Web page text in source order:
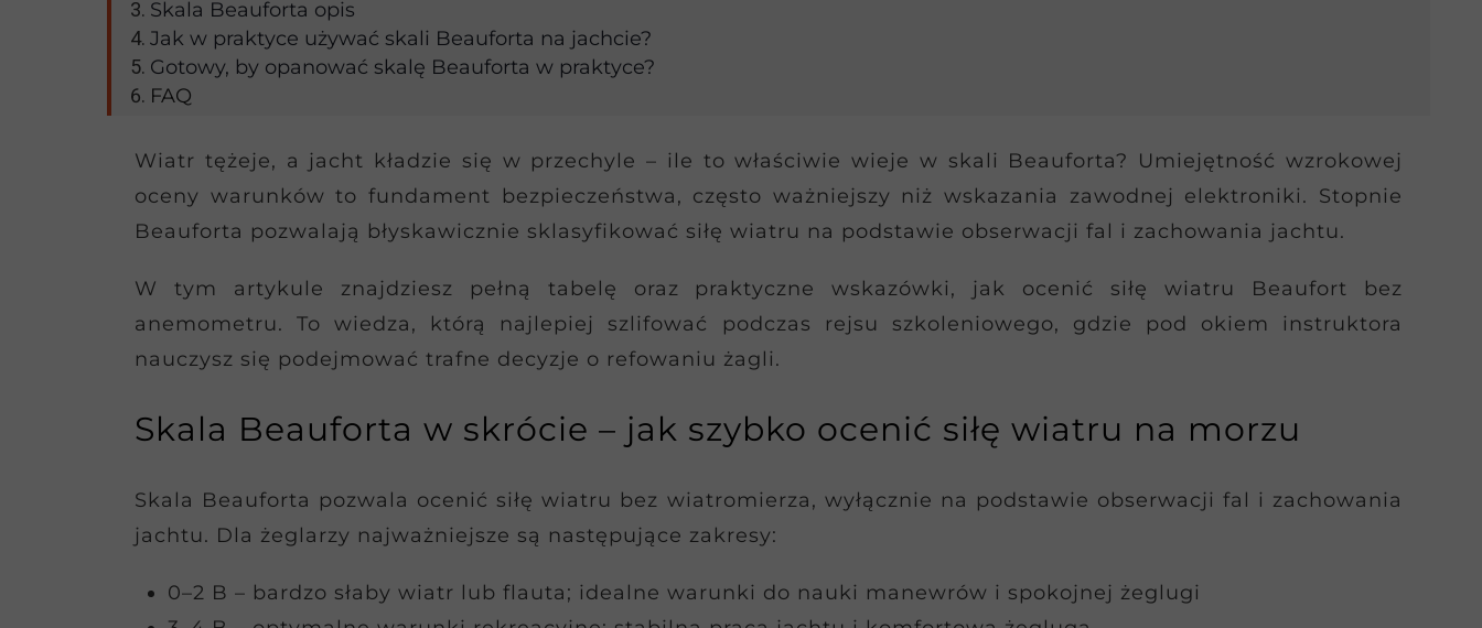
Wiatr tężeje, a jacht kładzie się w przechyle – ile to właściwie wieje w skali Beauforta? Umiejętność wzrokowej
oceny warunków to fundament bezpieczeństwa, często ważniejszy niż wskazania zawodnej elektroniki. Stopnie
Beauforta pozwalają błyskawicznie sklasyfikować siłę wiatru na podstawie obserwacji fal i zachowania jachtu.
W tym artykule znajdziesz pełną tabelę oraz praktyczne wskazówki, jak ocenić siłę wiatru Beaufort bez
anemometru. To wiedza, którą najlepiej szlifować podczas rejsu szkoleniowego, gdzie pod okiem instruktora
nauczysz się podejmować trafne decyzje o refowaniu żagli.
Skala Beauforta w skrócie – jak szybko ocenić siłę wiatru na morzu
Skala Beauforta pozwala ocenić siłę wiatru bez wiatromierza, wyłącznie na podstawie obserwacji fal i zachowania
jachtu. Dla żeglarzy najważniejsze są następujące zakresy:
0–2 B – bardzo słaby wiatr lub flauta; idealne warunki do nauki manewrów i spokojnej żeglugi
Skala Beauforta opis
Jak w praktyce używać skali Beauforta na jachcie?
Gotowy, by opanować skalę Beauforta w praktyce?
FAQ